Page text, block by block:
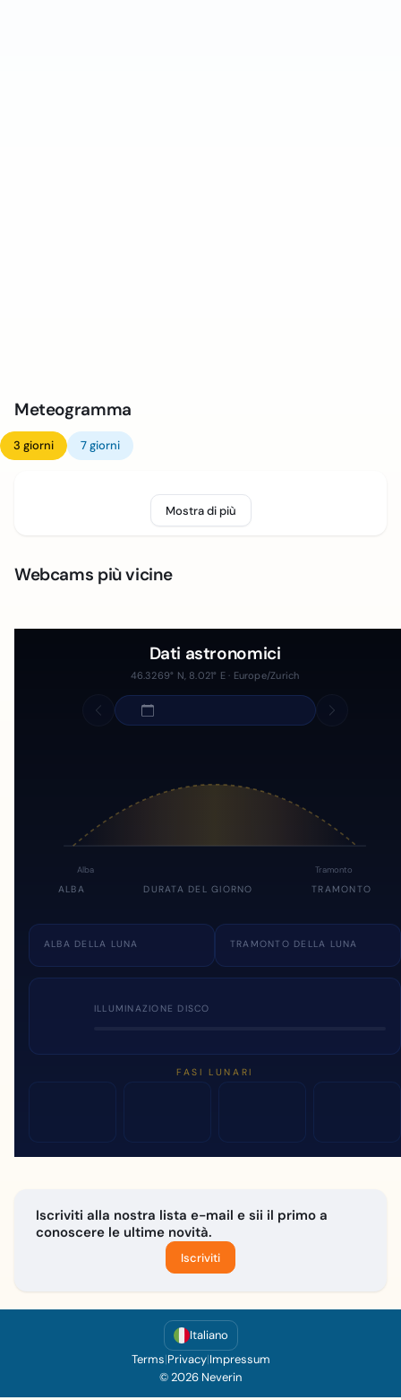
Meteogramma
3 giorni 7 giorni
Mostra di più
Webcams più vicine
Dati astronomici
46.3269° N, 8.021° E · Europe/Zurich
Alba Tramonto
ALBA DURATA DEL GIORNO TRAMONTO
ALBA DELLA LUNA TRAMONTO DELLA LUNA
ILLUMINAZIONE DISCO
FASI LUNARI
Iscriviti alla nostra lista e-mail e sii il primo a
conoscere le ultime novità.
Iscriviti
Italiano
Terms|Privacy|Impressum
© 2026 Neverin